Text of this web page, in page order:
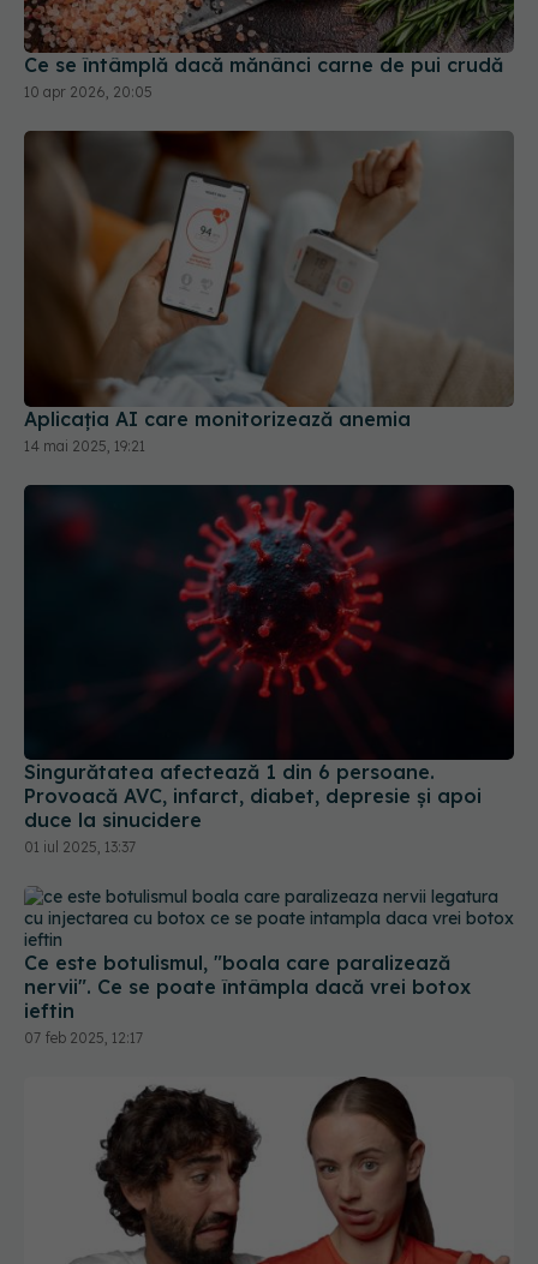
Aplicația AI care monitorizează anemia
14 mai 2025, 19:21
Singurătatea afectează 1 din 6 persoane.
Provoacă AVC, infarct, diabet, depresie și apoi
Ce este botulismul, "boala care paralizează
nervii". Ce se poate întâmpla dacă vrei botox
ieftin
07 feb 2025, 12:17